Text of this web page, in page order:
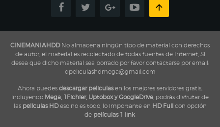
CINEMANIAHDDNo almacena ningún tipo de material con derechos
de autor, el material es recolectado de todas fuentes de Internet, Si
desea que dicho material sea borrado por favor contactarse por email:
dpeliculashdmega@gmail.com
Ahora puedes descargar peliculasen los mejores servidores gratis,
incluyendo Mega, 1Fichier, Uptobox y GoogleDrive , podrás disfrutar de
las películas HDeso no es todo, lo importante en HD Fullcon opción
de películas 1 link,